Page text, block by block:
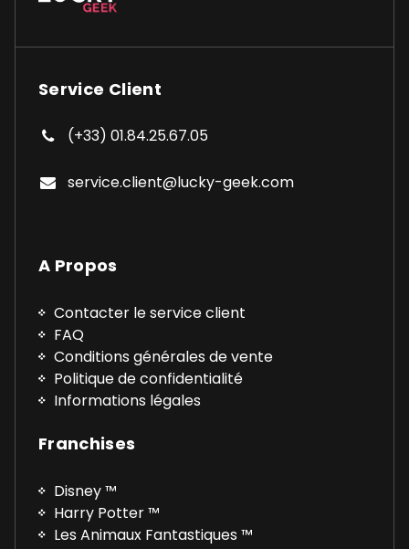
Service Client
(+33) 01.84.25.67.05
service.client@lucky-geek.com
A Propos
Contacter le service client
FAQ
Conditions générales de vente
Politique de confidentialité
Informations légales
Franchises
Disney ™
Harry Potter ™
Les Animaux Fantastiques ™